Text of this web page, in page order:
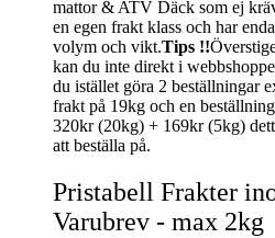
mattor & ATV Däck som ej
en egen frakt klass och har
volym och vikt.Tips !!
kan du inte direkt i
du istället göra 2 beställningar
frakt på 19kg och en
320kr (20kg) + 169kr (5kg)
att beställa på.
Pristabell Frakter
Varubrev - max 2kg